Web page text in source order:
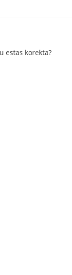
estas korekta?